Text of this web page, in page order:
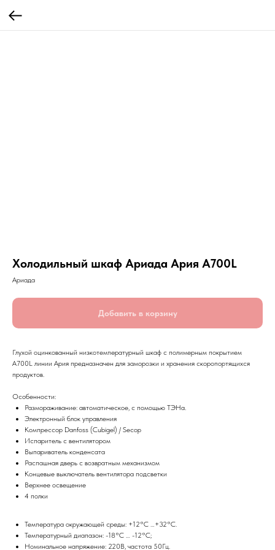
Холодильный шкаф Ариада Ария А700L
Ариада
Добавить в корзину
Глухой оцинкованный низкотемпературный шкаф с полимерным покрытием
А700L линии Ария предназначен для заморозки и хранения скоропортящихся
продуктов.
Особенности:
Размораживание: автоматическое, с помощью ТЭНа.
Электронный блок управления
Компрессор Danfoss (Cubigel) / Secop
Испаритель с вентилятором
Выпариватель конденсата
Распашная дверь с возвратным механизмом
Концевые выключатель вентилятора подсветки
Верхнее освещение
4 полки
Температура окружающей среды: +12°С …+32°С.
Температурный диапазон: -18°С … -12°С;
Номинальное напряжение: 220В, частота 50Гц.